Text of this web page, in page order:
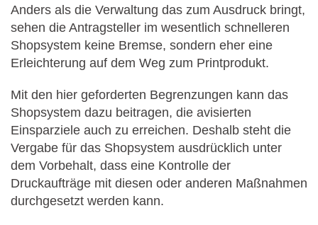
Anders als die Verwaltung das zum Ausdruck bringt,
sehen die Antragsteller im wesentlich schnelleren
Shopsystem keine Bremse, sondern eher eine
Erleichterung auf dem Weg zum Printprodukt.
Mit den hier geforderten Begrenzungen kann das
Shopsystem dazu beitragen, die avisierten
Einsparziele auch zu erreichen. Deshalb steht die
Vergabe für das Shopsystem ausdrücklich unter
dem Vorbehalt, dass eine Kontrolle der
Druckaufträge mit diesen oder anderen Maßnahmen
durchgesetzt werden kann.